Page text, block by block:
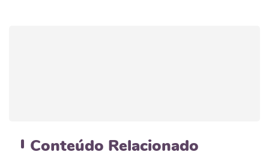
Conteúdo Relacionado